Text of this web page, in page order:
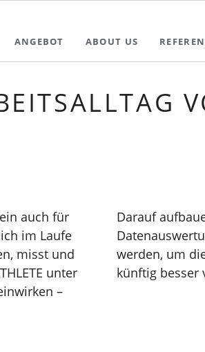
ANGEBOT ABOUT US
auch für
im Laufe
misst und
unter
–
Darauf
werden, um
künftig besser